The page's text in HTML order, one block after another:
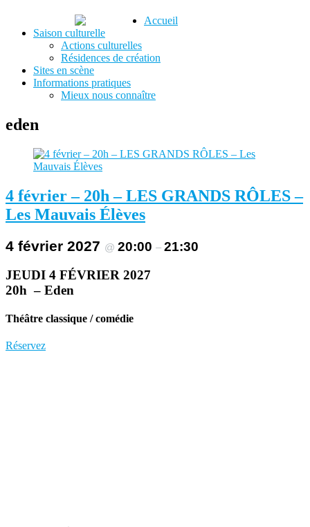
A4 Spectacle Vivant
Culture en Vals de Saintonge
Accueil
Saison culturelle
Actions culturelles
Résidences de création
Sites en scène
Informations pratiques
Mieux nous connaître
eden
4 février – 20h – LES GRANDS RÔLES –
Les Mauvais Élèves
4 février 2027 @ 20:00 – 21:30
JEUDI 4 FÉVRIER 2027
20h – Eden
Théâtre classique / comédie
Réservez